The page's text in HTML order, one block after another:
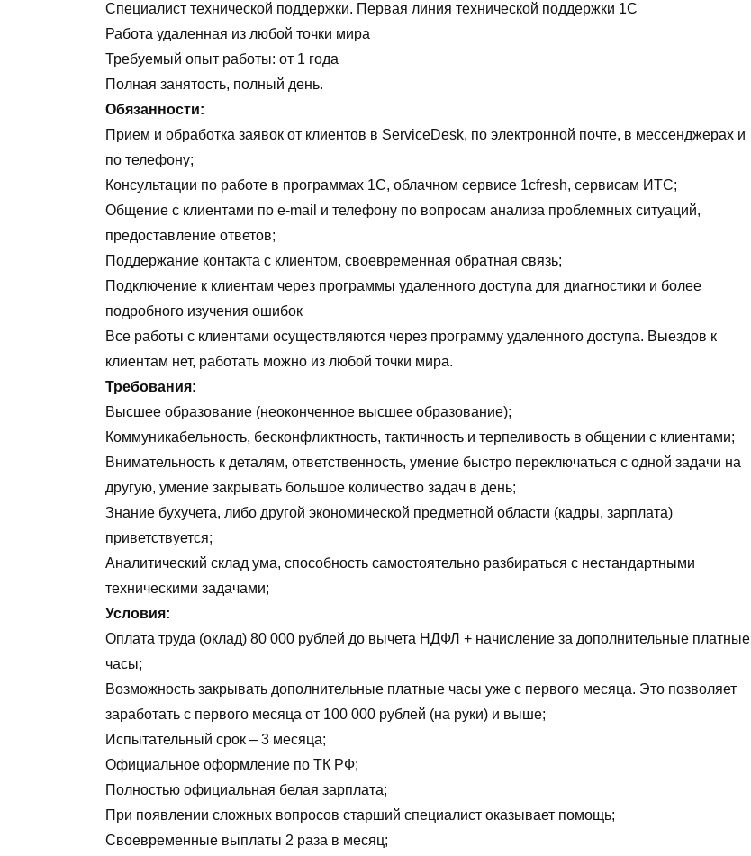
Специалист технической поддержки. Первая линия технической поддержки 1С
Работа удаленная из любой точки мира
Требуемый опыт работы: от 1 года
Полная занятость, полный день.
Обязанности:
Прием и обработка заявок от клиентов в ServiceDesk, по электронной почте, в мессенджерах и
по телефону;
Консультации по работе в программах 1С, облачном сервисе 1cfresh, сервисам ИТС;
Общение с клиентами по e-mail и телефону по вопросам анализа проблемных ситуаций,
предоставление ответов;
Поддержание контакта с клиентом, своевременная обратная связь;
Подключение к клиентам через программы удаленного доступа для диагностики и более
подробного изучения ошибок
Все работы с клиентами осуществляются через программу удаленного доступа. Выездов к
клиентам нет, работать можно из любой точки мира.
Требования:
Высшее образование (неоконченное высшее образование);
Коммуникабельность, бесконфликтность, тактичность и терпеливость в общении с клиентами;
Внимательность к деталям, ответственность, умение быстро переключаться с одной задачи на
другую, умение закрывать большое количество задач в день;
Знание бухучета, либо другой экономической предметной области (кадры, зарплата)
приветствуется;
Аналитический склад ума, способность самостоятельно разбираться с нестандартными
техническими задачами;
Условия:
Оплата труда (оклад) 80 000 рублей до вычета НДФЛ + начисление за дополнительные платные
часы;
Возможность закрывать дополнительные платные часы уже с первого месяца. Это позволяет
заработать с первого месяца от 100 000 рублей (на руки) и выше;
Испытательный срок – 3 месяца;
Официальное оформление по ТК РФ;
Полностью официальная белая зарплата;
При появлении сложных вопросов старший специалист оказывает помощь;
Своевременные выплаты 2 раза в месяц;